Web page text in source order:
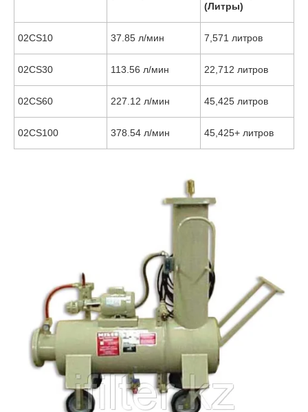
(Литры)
02CS10 37.85 л/мин 7,571 литров
02CS30 113.56 л/мин 22,712 литров
02CS60 227.12 л/мин 45,425 литров
02CS100 378.54 л/мин 45,425+ литров